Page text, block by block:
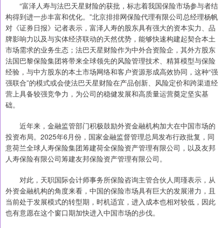
“富泽人寿与法巴天星财险的获批，标志着我国保险市场参与者结
构得到进一步丰富和优化。”北京排排网保险代理有限公司总经理杨帆
对《证券日报》记者表示，富泽人寿的股东具有强大的资本实力、品
牌影响力以及与实体经济联动的天然优势，能够快速构建起契合本土
市场需求的业务生态；法巴天星财险作为中外合资险企，其外方股东
法国巴黎保险集团将带来全球领先的风险管理技术、精算模型与保险
经验，与中方股东的本土市场网络和客户资源形成高效协同，这种“强
强联合”的模式或会使法巴天星财险在产品创新、风险定价和跨渠道经
营上具备较强竞争力，为公司的稳健发展和高质量运营奠定坚实基
础。
近年来，金融监管部门积极鼓励外资金融机构加大在中国市场的
投资布局。2025年6月份，国家金融监督管理总局发布行政批复，同
意荷兰全球人寿保险集团筹建荷全保险资产管理有限公司，以及友邦
人寿保险有限公司筹建友邦保险资产管理有限公司。
对此，天职国际会计师事务所保险咨询主管合伙人周瑾表示，从
外资金融机构的角度来看，中国的保险市场具有巨大的发展潜力，且
当前处于发展模式的转型期，时机适宜，进入成本也相对较低，因此
也有意愿在这个窗口期加快进入中国市场的步伐。